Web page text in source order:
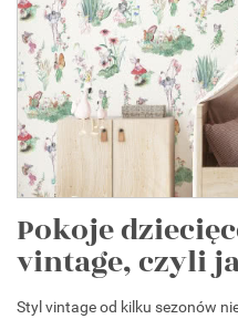
Pokoje
vintage, czyli
Styl vintage od kilku sezonów